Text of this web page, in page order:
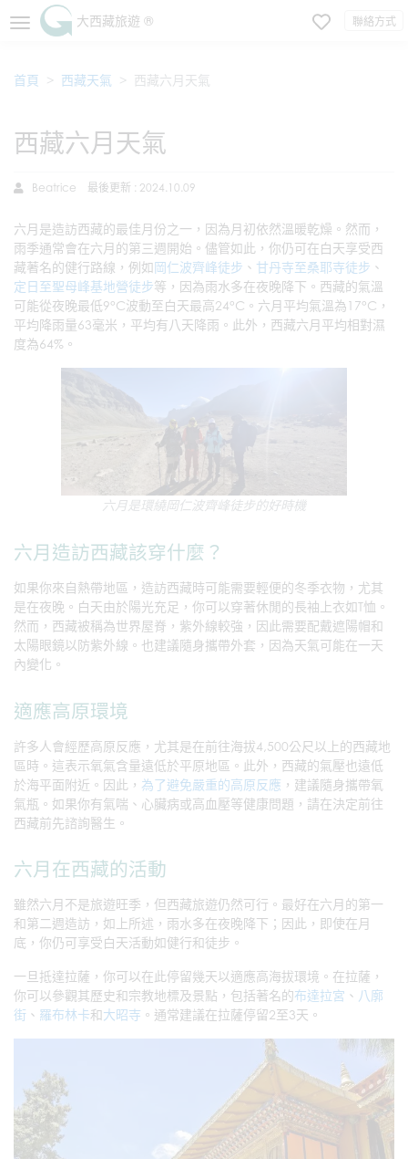
大西藏旅遊 ® 聯絡方式
首頁 西藏天氣 西藏六月天氣
西藏六月天氣
Beatrice 最後更新 : 2024.10.09
六月是造訪西藏的最佳月份之一，因為月初依然溫暖乾燥。然而，
雨季通常會在六月的第三週開始。儘管如此，你仍可在白天享受西
藏著名的健行路線，例如岡仁波齊峰徒步 、 甘丹寺至桑耶寺徒步 、
定日至聖母峰基地營徒步等，因為雨水多在夜晚降下。西藏的氣溫
可能從夜晚最低9°C波動至白天最高24°C。六月平均氣溫為17°C，
平均降雨量63毫米，平均有八天降雨。此外，西藏六月平均相對濕
度為64%。
六月是環繞岡仁波齊峰徒步的好時機
六月造訪西藏該穿什麼？
如果你來自熱帶地區，造訪西藏時可能需要輕便的冬季衣物，尤其
是在夜晚。白天由於陽光充足，你可以穿著休閒的長袖上衣如T恤。
然而，西藏被稱為世界屋脊，紫外線較強，因此需要配戴遮陽帽和
太陽眼鏡以防紫外線。也建議隨身攜帶外套，因為天氣可能在一天
內變化。
適應高原環境
許多人會經歷高原反應，尤其是在前往海拔4,500公尺以上的西藏地
區時。這表示氧氣含量遠低於平原地區。此外，西藏的氣壓也遠低
於海平面附近。因此， 為了避免嚴重的高原反應 ，建議隨身攜帶氧
氣瓶。如果你有氣喘、心臟病或高血壓等健康問題，請在決定前往
西藏前先諮詢醫生。
六月在西藏的活動
雖然六月不是旅遊旺季，但西藏旅遊仍然可行。最好在六月的第一
和第二週造訪，如上所述，雨水多在夜晚降下；因此，即使在月
底，你仍可享受白天活動如健行和徒步。
一旦抵達拉薩，你可以在此停留幾天以適應高海拔環境。在拉薩，
你可以參觀其歷史和宗教地標及景點，包括著名的布達拉宮 、 八廓
街 、 羅布林卡和大昭寺 。通常建議在拉薩停留2至3天。